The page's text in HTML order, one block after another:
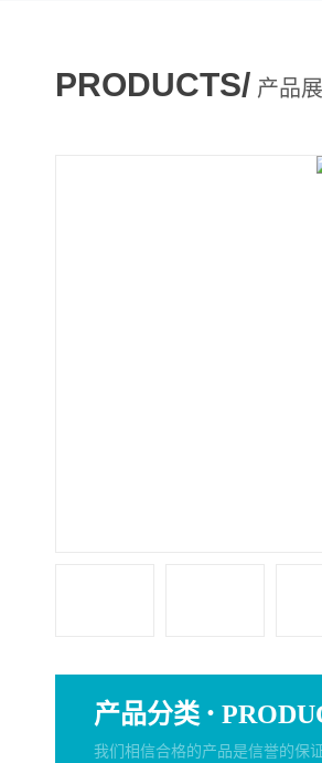
PRODUCTS/ 产品
产品分类 ·
我们相信合格的产品是信誉的保证